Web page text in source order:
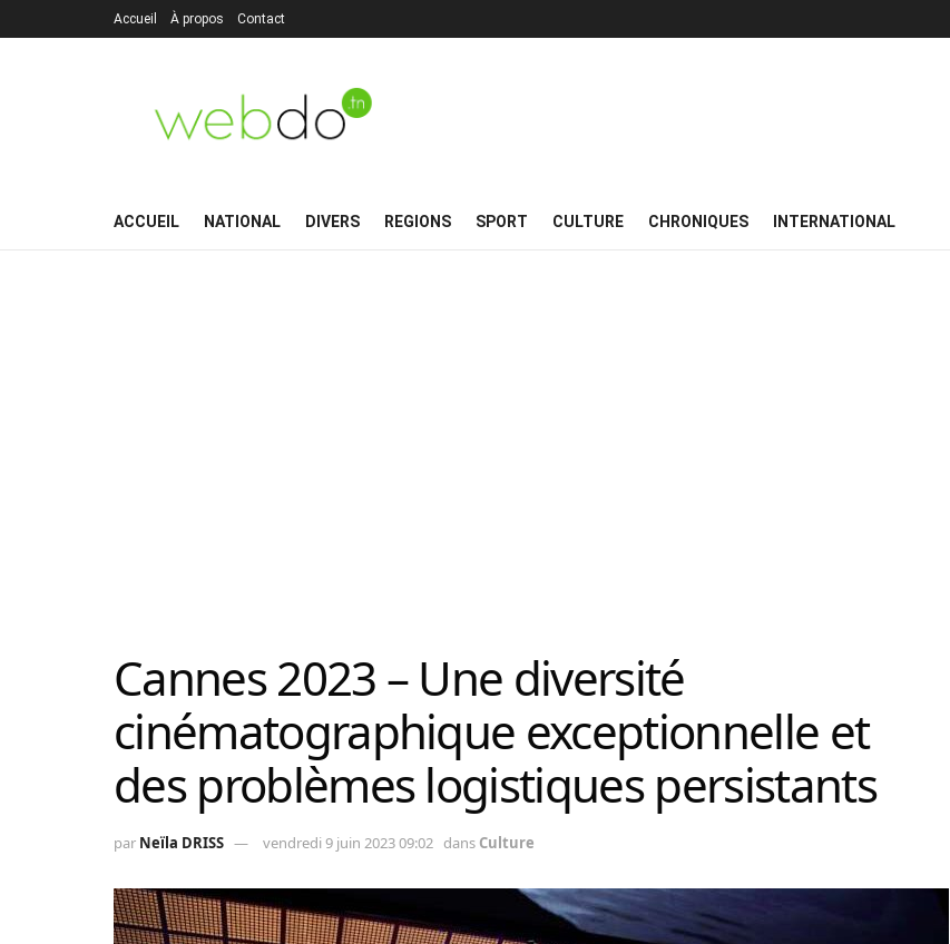
Accueil À propos Contact
ACCUEIL NATIONAL DIVERS REGIONS SPORT CULTURE CHRONIQUES INTERNATIONAL
Cannes 2023 – Une diversité
cinématographique exceptionnelle et
des problèmes logistiques persistants
par Neïla DRISS vendredi 9 juin 2023 09:02 dans Culture